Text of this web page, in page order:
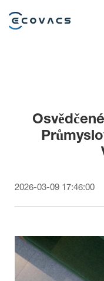
2026-03-09 17:46:00